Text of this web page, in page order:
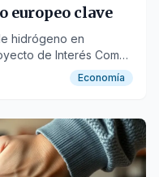
europeo clave
hidrógeno en
de Interés Común
regulatorios.
Economía